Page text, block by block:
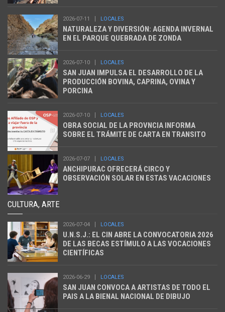
2026-07-11 LOCALES
NATURALEZA Y DIVERSIÓN: AGENDA INVERNAL
EN EL PARQUE QUEBRADA DE ZONDA
2026-07-10 LOCALES
SAN JUAN IMPULSA EL DESARROLLO DE LA
PRODUCCIÓN BOVINA, CAPRINA, OVINA Y
PORCINA
2026-07-10 LOCALES
OBRA SOCIAL DE LA PROVNCIA INFORMA
SOBRE EL TRÁMITE DE CARTA EN TRANSITO
2026-07-07 LOCALES
ANCHIPURAC OFRECERÁ CIRCO Y
OBSERVACIÓN SOLAR EN ESTAS VACACIONES
CULTURA, ARTE
2026-07-04 LOCALES
U.N.S.J.: EL CIN ABRE LA CONVOCATORIA 2026
DE LAS BECAS ESTÍMULO A LAS VOCACIONES
CIENTÍFICAS
2026-06-29 LOCALES
SAN JUAN CONVOCA A ARTISTAS DE TODO EL
PAIS A LA BIENAL NACIONAL DE DIBUJO